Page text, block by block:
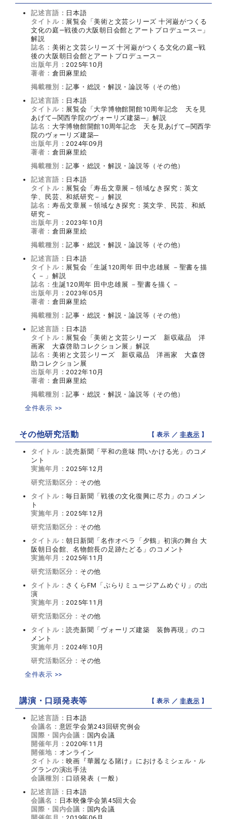
記述言語： 日本語
タイトル： 展覧会「美術と文芸シリーズ 十河巌がつくる
文化の庭―戦後の大阪朝日会館とアートプロデュース―」
解説
誌名： 美術と文芸シリーズ 十河巌がつくる文化の庭―戦
後の大阪朝日会館とアートプロデュース―
出版年月：2025年10月
著者： 倉田麻里絵
掲載種別：記事・総説・解説・論説等（その他）
記述言語： 日本語
タイトル： 展覧会「大学博物館開館10周年記念 天を見
あげて─関西学院のヴォーリズ建築─」解説
誌名： 大学博物館開館10周年記念 天を見あげて─関西学
院のヴォーリズ建築─
出版年月：2024年09月
著者： 倉田麻里絵
掲載種別：記事・総説・解説・論説等（その他）
記述言語： 日本語
タイトル： 展覧会「寿岳文章展－領域なき探究：英文
学、民芸、和紙研究－」解説
誌名： 寿岳文章展－領域なき探究：英文学、民芸、和紙
研究－
出版年月：2023年10月
著者： 倉田麻里絵
掲載種別：記事・総説・解説・論説等（その他）
記述言語： 日本語
タイトル： 展覧会「生誕120周年 田中忠雄展 －聖書を描
く－」解説
誌名： 生誕120周年 田中忠雄展 －聖書を描く－
出版年月：2023年05月
著者： 倉田麻里絵
掲載種別：記事・総説・解説・論説等（その他）
記述言語： 日本語
タイトル： 展覧会「美術と文芸シリーズ 新収蔵品 洋
画家 大森啓助コレクション展」解説
誌名： 美術と文芸シリーズ 新収蔵品 洋画家 大森啓
助コレクション展
出版年月：2022年10月
著者： 倉田麻里絵
掲載種別：記事・総説・解説・論説等（その他）
全件表示 >>
その他研究活動 【 表示 ／非表示 】
タイトル：読売新聞「平和の意味 問いかける光」のコメ
ント
実施年月：2025年12月
研究活動区分： その他
タイトル：毎日新聞「戦後の文化復興に尽力」のコメン
ト
実施年月：2025年12月
研究活動区分： その他
タイトル：朝日新聞「名作オペラ「夕鶴」初演の舞台 大
阪朝日会館、名物館長の足跡たどる」のコメント
実施年月：2025年11月
研究活動区分： その他
タイトル： さくらFM「ぶらりミュージアムめぐり」の出
演
実施年月：2025年11月
研究活動区分： その他
タイトル：読売新聞「ヴォーリズ建築 装飾再現」のコ
メント
実施年月：2024年10月
研究活動区分： その他
全件表示 >>
講演・口頭発表等 【 表示 ／非表示 】
記述言語： 日本語
会議名： 意匠学会第243回研究例会
国際・国内会議： 国内会議
開催年月：2020年11月
開催地： オンライン
タイトル：映画『華麗なる賭け』におけるミシェル・ル
グランの演出手法
会議種別： 口頭発表（一般）
記述言語： 日本語
会議名： 日本映像学会第45回大会
国際・国内会議： 国内会議